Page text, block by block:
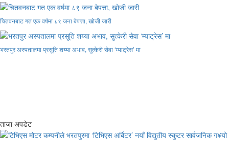
चितवनबाट गत एक वर्षमा ८९ जना बेपत्ता, खोजी जारी
भरतपुर अस्पतालमा प्रसूति शय्या अभाव, सुत्केरी सेवा ‘म्याट्रेस’ मा
ताजा अपडेट